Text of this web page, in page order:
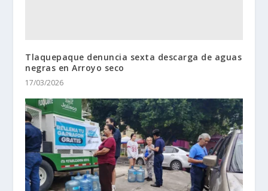
Tlaquepaque denuncia sexta descarga de aguas
negras en Arroyo seco
17/03/2026